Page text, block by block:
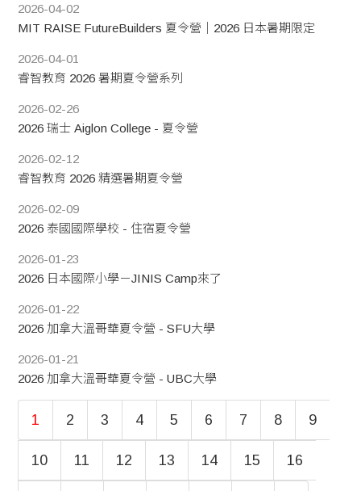
2026-04-02
MIT RAISE FutureBuilders 夏令營｜2026 日本暑期限定
2026-04-01
睿智教育 2026 暑期夏令營系列
2026-02-26
2026 瑞士 Aiglon College - 夏令營
2026-02-12
睿智教育 2026 精選暑期夏令營
2026-02-09
2026 泰國國際學校 - 住宿夏令營
2026-01-23
2026 日本國際小學－JINIS Camp來了
2026-01-22
2026 加拿大溫哥華夏令營 - SFU大學
2026-01-21
2026 加拿大溫哥華夏令營 - UBC大學
1 2 3 4 5 6 7 8 9
10 11 12 13 14 15 16